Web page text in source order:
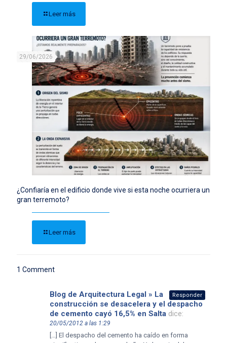
Leer más
29/06/2026
¿Confiaría en el edificio donde vive si esta noche ocurriera un
gran terremoto?
Leer más
1 Comment
Blog de Arquitectura Legal » La
construcción se desacelera y el despacho
de cemento cayó 16,5% en Salta dice:
20/05/2012 a las 1:29
[…] El despacho del cemento ha caído en forma
Responder